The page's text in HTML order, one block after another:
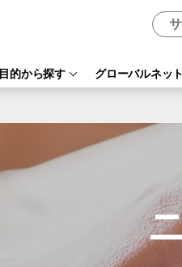
目的から探す グローバルネッ